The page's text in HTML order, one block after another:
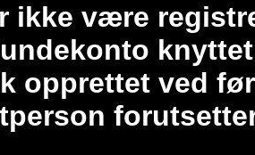
ikke være
opprettet ved